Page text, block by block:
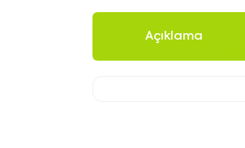
Açıklama